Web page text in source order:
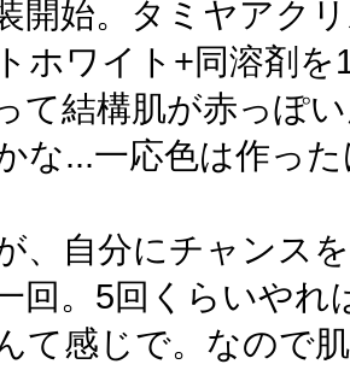
開始。タミヤアク
ホワイト+同溶剤
て結構肌が赤っぽ
な...一応色は作っ
、自分にチャンス
回。5回くらいや
て感じで。なので